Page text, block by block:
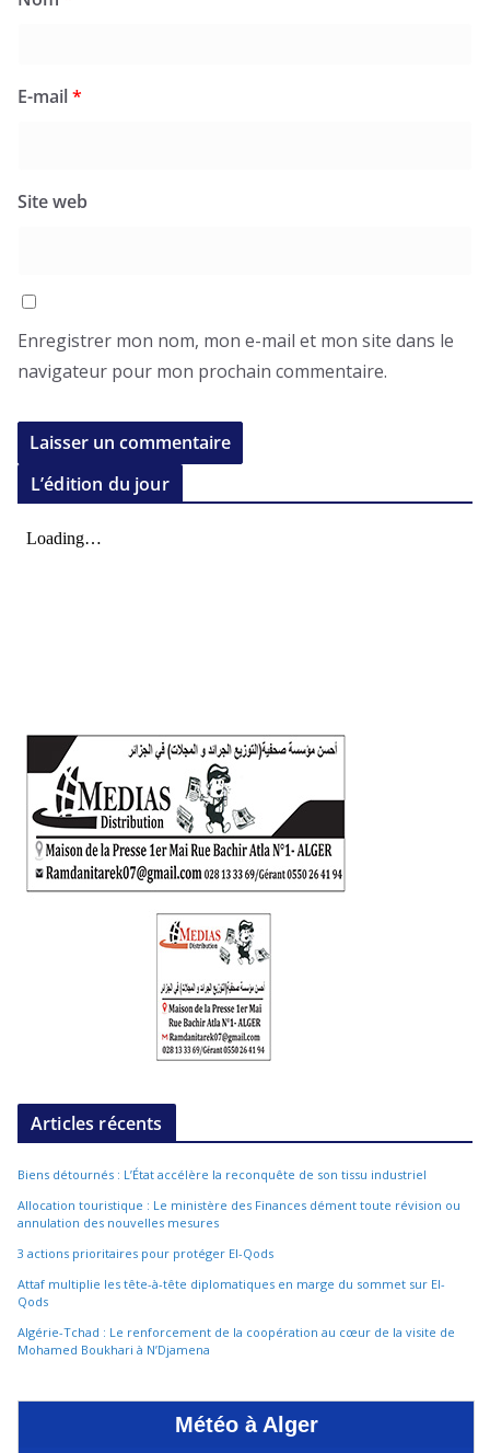
E-mail*
Site web
Enregistrer mon nom, mon e-mail et mon site dans le
navigateur pour mon prochain commentaire.
L’édition du jour
Articles récents
Biens détournés : L’État accélère la reconquête de son tissu industriel
Allocation touristique : Le ministère des Finances dément toute révision ou
annulation des nouvelles mesures
3 actions prioritaires pour protéger El-Qods
Attaf multiplie les tête-à-tête diplomatiques en marge du sommet sur El-
Qods
Algérie-Tchad : Le renforcement de la coopération au cœur de la visite de
Mohamed Boukhari à N’Djamena
Météo à Alger